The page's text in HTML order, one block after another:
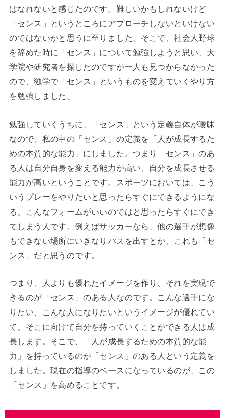
はなれないと感じたのです。難しいかもしれないけど
「センス」というところにアプローチしないといけない
のではないかと思うに至りました。そこで、社会人野球
を辞めた時に「センス」について勉強しようと思い、大
学院や研究者を探したのですが一人も見つからなかった
ので、独学で「センス」というものを変えていくやり方
を勉強しました。
勉強していくうちに、「センス」という定義自体が曖昧
なので、私の中の「センス」の定義を「人が成長するた
めの本質的な能力」にしました。つまり「センス」のあ
る人は自分自身を変える能力が高い、自分を成長させる
能力が高いということです。スポーツにおいては、こう
いうプレーをやりたいと思ったらすぐにできるようにな
る、こんなフォームがいいのではと思ったらすぐにでき
てしまう人です。例えばサッカーなら、他の選手が想像
もできない場所にいきなりパスを出すとか、これも「セ
ンス」だと思うのです。
つまり、人よりも優れたイメージを作り、それを実現で
きるのが「センス」のある人なのです。こんな選手にな
りたい、こんな人になりたいというイメージが優れてい
て、そこに向けて自分を持っていくことができる人は成
長します。そこで、「人が成長するための本質的な能
力」を持っているのが「センス」のある人という定義を
しました。現在の指導のベースになっているのが、この
「センス」を高めることです。